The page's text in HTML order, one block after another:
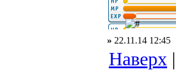
» 22.11.14 12:45
Наверх |